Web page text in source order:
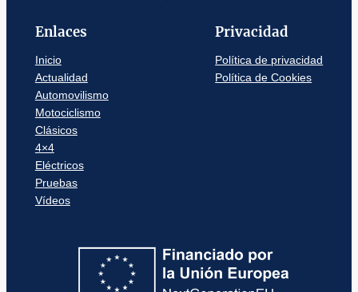
Enlaces
Inicio
Actualidad
Automovilismo
Motociclismo
Clásicos
4×4
Eléctricos
Pruebas
Vídeos
Privacidad
Política de privacidad
Política de Cookies